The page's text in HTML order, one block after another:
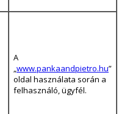
A
„www.pankaandpietro.hu”
oldal használata során a
felhasználó, ügyfél.